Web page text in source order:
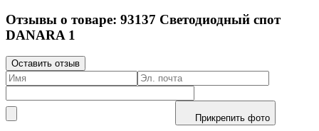
Отзывы о товаре: 93137 Светодиодный спот
DANARA 1
Оставить отзыв
Прикрепить фото